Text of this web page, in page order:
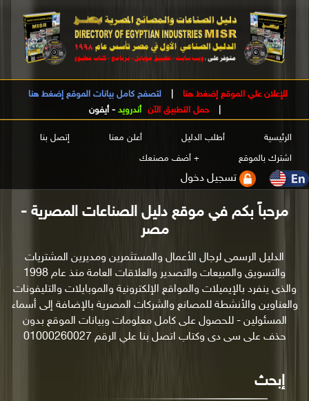
للإعلان علي الموقع إضغط هنا
لتصفح كامل بيانات الموقع إضغط هنا
حمل التطبيق الآن أندرويد - أيفون
الرئيسية أطلب الدليل أعلن معنا
إتصل بنا
اشترك بالموقع
+ أضف مصنعك
تسجيل دخول
مرحباً بكم في موقع دليل الصناعات المصرية -
مصر
الدليل الرسمى لرجال الأعمال والمستثمرين ومديرين المشتريات
والتسويق والمبيعات والتصدير والعلاقات العامة منذ عام 1998
والذى ينفرد بالإيميلات والمواقع الإلكترونية والموبايلات والتليفونات
والعناوين والأنشطة للمصانع والشركات المصرية بالإضافة إلى أسماء
المسئولين - للحصول على كامل معلومات وبيانات الموقع بدون
حذف على سى دى وكتاب اتصل بنا علي الرقم 01000260027
إبحث